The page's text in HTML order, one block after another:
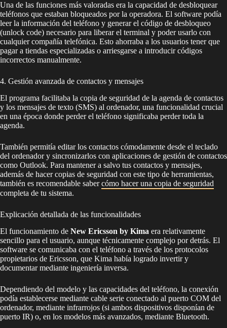
Una de las funciones más valoradas era la capacidad de desbloquear
teléfonos que estaban bloqueados por la operadora. El software podía
leer la información del teléfono y generar el código de desbloqueo
(unlock code) necesario para liberar el terminal y poder usarlo con
cualquier compañía telefónica. Esto ahorraba a los usuarios tener que
pagar a tiendas especializadas o arriesgarse a introducir códigos
incorrectos manualmente.
4. Gestión avanzada de contactos y mensajes
El programa facilitaba la copia de seguridad de la agenda de contactos
y los mensajes de texto (SMS) al ordenador, una funcionalidad crucial
en una época donde perder el teléfono significaba perder toda la
agenda.
También permitía editar los contactos cómodamente desde el teclado
del ordenador y sincronizarlos con aplicaciones de gestión de contactos
como Outlook. Para mantener a salvo tus contactos y mensajes,
además de hacer copias de seguridad con este tipo de herramientas,
también es recomendable sabercómo hacer una copia de seguridad
completa de tu sistema.
Explicación detallada de las funcionalidades
El funcionamiento de New Ericsson by Kima era relativamente
sencillo para el usuario, aunque técnicamente complejo por detrás. El
software se comunicaba con el teléfono a través de los protocolos
propietarios de Ericsson, que Kima había logrado invertir y
documentar mediante ingeniería inversa.
Dependiendo del modelo y las capacidades del teléfono, la conexión
podía establecerse mediante cable serie conectado al puerto COM del
ordenador, mediante infrarrojos (si ambos dispositivos disponían de
puerto IR) o, en los modelos más avanzados, mediante Bluetooth.